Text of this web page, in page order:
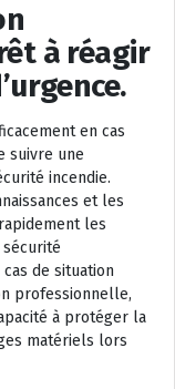
à réagir
en cas
suivre une
incendie.
et les
les
de situation
professionnelle,
à protéger la
matériels lors